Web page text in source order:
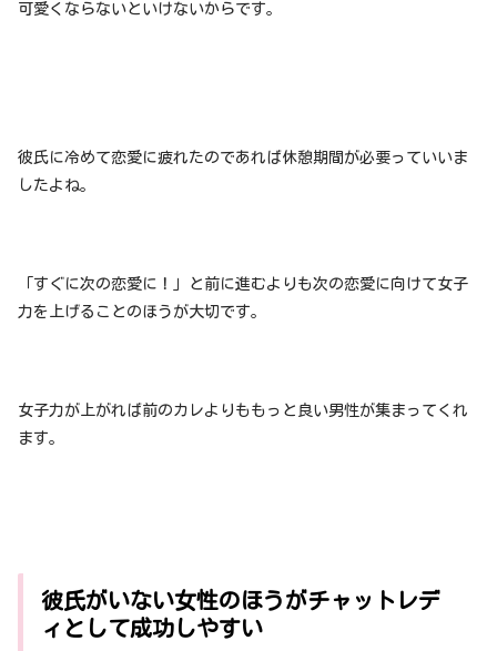
可愛くならないといけないからです。
彼氏に冷めて恋愛に疲れたのであれば休憩期間が必要っていいま
したよね。
「すぐに次の恋愛に！」と前に進むよりも次の恋愛に向けて女子
力を上げることのほうが大切です。
女子力が上がれば前のカレよりももっと良い男性が集まってくれ
ます。
彼氏がいない女性のほうがチャットレデ
ィとして成功しやすい